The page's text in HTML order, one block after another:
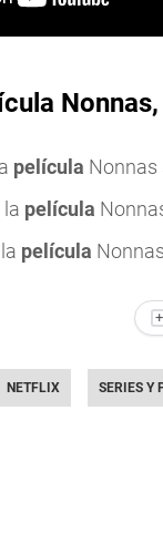
película Nonnas
la película
película
+
NETFLIX SERIES Y